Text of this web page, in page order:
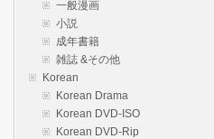
一般漫画
小説
成年書籍
雑誌 &その他
Korean
Korean Drama
Korean DVD-ISO
Korean DVD-Rip